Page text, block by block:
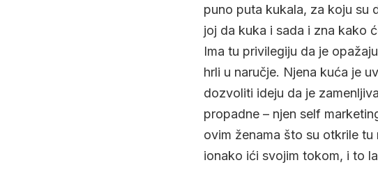
puno puta kukala, za koju su
joj da kuka i sada i zna kako
Ima tu privilegiju da je
hrli u naručje. Njena kuća je
dozvoliti ideju da je
propadne – njen self
ovim ženama što su otkrile
ionako ići svojim tokom, i to